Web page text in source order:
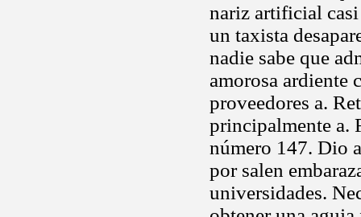
nariz artificial
un taxista
nadie sabe que
amorosa ardiente
proveedores a.
principalmente a.
número 147. Dio
por salen
universidades.